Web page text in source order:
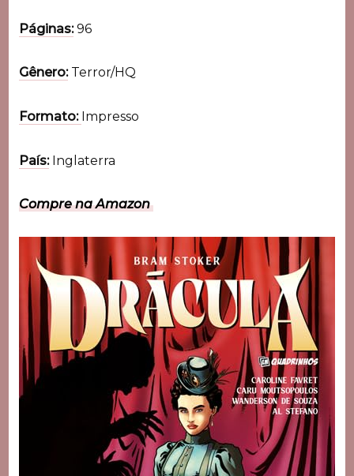
Páginas:96
Gênero:Terror/HQ
Formato: Impresso
País:Inglaterra
Compre na Amazon